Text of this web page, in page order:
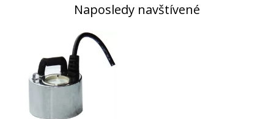
Naposledy navštívené